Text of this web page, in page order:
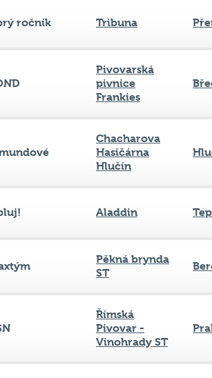
ročník Tribuna
Pivovarská
pivnice
Frankies
Chacharova
Hasičárna
Hlučín
Aladdin
Pěkná brynda
ST
Římská
Pivovar -
Vinohrady ST